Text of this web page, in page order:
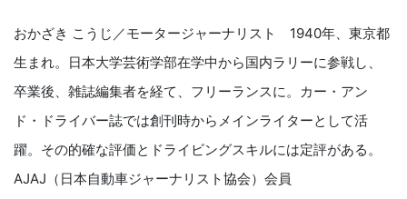
おかざき こうじ／モータージャーナリスト 1940年、東京都
生まれ。日本大学芸術学部在学中から国内ラリーに参戦し、
卒業後、雑誌編集者を経て、フリーランスに。カー・アン
ド・ドライバー誌では創刊時からメインライターとして活
躍。その的確な評価とドライビングスキルには定評がある。
AJAJ（日本自動車ジャーナリスト協会）会員